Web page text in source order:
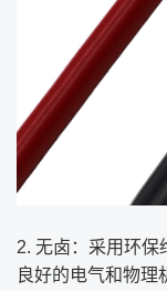
2. 无卤：采用环保
良好的电气和物